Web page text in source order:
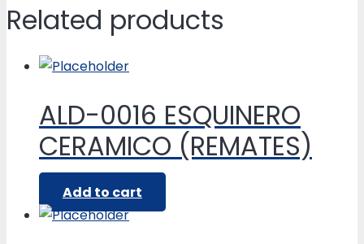
Related products
ALD-0016 ESQUINERO
CERAMICO (REMATES)
Add to cart